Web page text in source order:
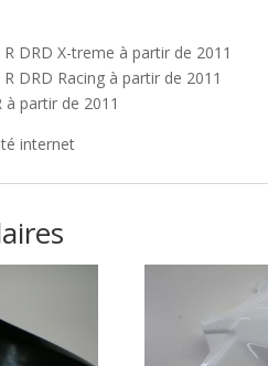
DRD X-treme à partir de 2011
DRD Racing à partir de 2011
à partir de 2011
internet